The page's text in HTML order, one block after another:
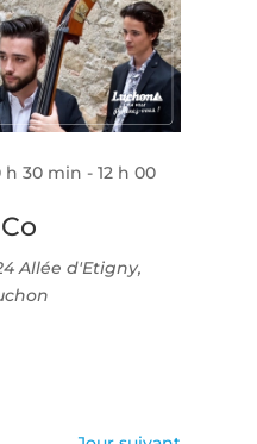
h 30 min -12 h 00
Allée d'Etigny,